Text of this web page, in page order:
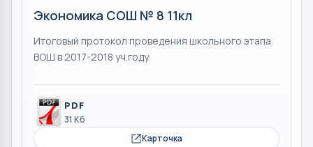
Экономика СОШ № 8 11кл
Итоговый протокол проведения школьного этапа
ВОШ в 2017-2018 уч.году
PDF
31 Кб
Карточка